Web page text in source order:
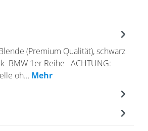
(Premium Qualität), schwarz
BMW 1er Reihe ACHTUNG:
oh… Mehr